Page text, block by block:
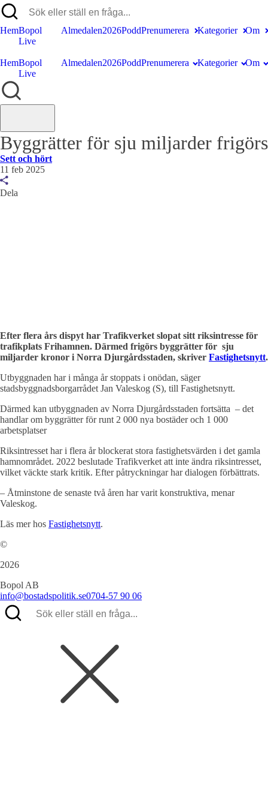
HemBopol
Live
Almedalen2026PoddPrenumerera Kategorier Om
HemBopol
Live
Almedalen2026PoddPrenumerera Kategorier Om
Byggrätter för sju miljarder frigörs
Sett och hört
11 feb 2025
Dela
Efter flera års dispyt har Trafikverket slopat sitt riksintresse för
trafikplats Frihamnen. Därmed frigörs byggrätter för sju
miljarder kronor i Norra Djurgårdsstaden, skriver Fastighetsnytt.
Utbyggnaden har i många år stoppats i onödan, säger
stadsbyggnadsborgarrådet Jan Valeskog (S), till Fastighetsnytt.
Därmed kan utbyggnaden av Norra Djurgårdsstaden fortsätta – det
handlar om byggrätter för runt 2 000 nya bostäder och 1 000
arbetsplatser
Riksintresset har i flera år blockerat stora fastighetsvärden i det gamla
hamnområdet. 2022 beslutade Trafikverket att inte ändra riksintresset,
vilket väckte stark kritik. Efter påtryckningar har dialogen förbättrats.
– Åtminstone de senaste två åren har varit konstruktiva, menar
Valeskog.
Läs mer hos Fastighetsnytt.
©
2026
Bopol AB
info@bostadspolitik.se0704-57 90 06